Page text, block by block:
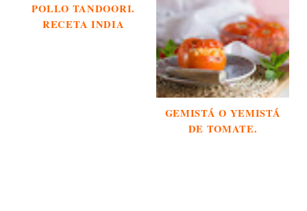
POLLO TANDOORI.
RECETA INDIA
GEMISTÁ O YEMISTÁ
DE TOMATE.